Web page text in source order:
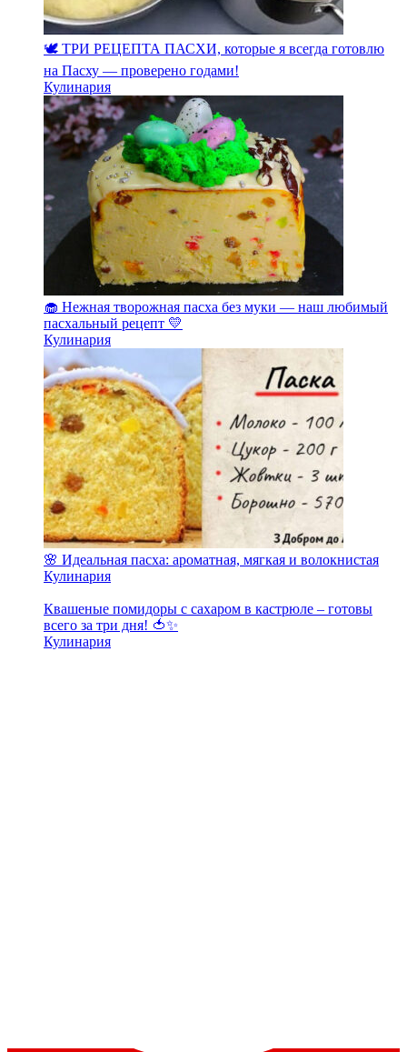
🕊️ ТРИ РЕЦЕПТА ПАСХИ, которые я всегда готовлю
на Пасху — проверено годами!
Кулинария
🧁 Нежная творожная пасха без муки — наш любимый
пасхальный рецепт 💛
Кулинария
🌸 Идеальная пасха: ароматная, мягкая и волокнистая
Кулинария
Квашеные помидоры с сахаром в кастрюле – готовы
всего за три дня! 🍅✨
Кулинария